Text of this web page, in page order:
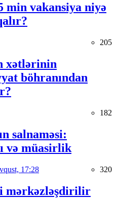
min vakansiya niyə
205
xətlərinin
böhranından
182
salnaməsi:
və müasirlik
17:28 320
mərkəzləşdirilir